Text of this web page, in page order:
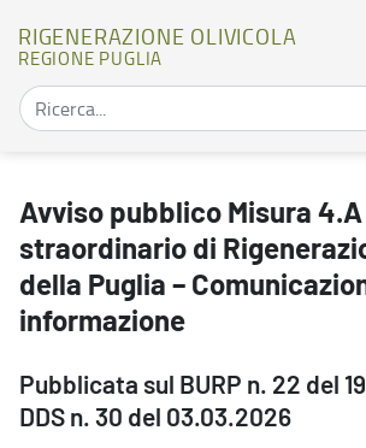
RIGENERAZIONE OLIVICOLA
REGIONE PUGLIA
Avviso pubblico Misura
straordinario di
della Puglia –
informazione
Pubblicata sul BURP n. 22 del
DDS n. 30 del 03.03.2026